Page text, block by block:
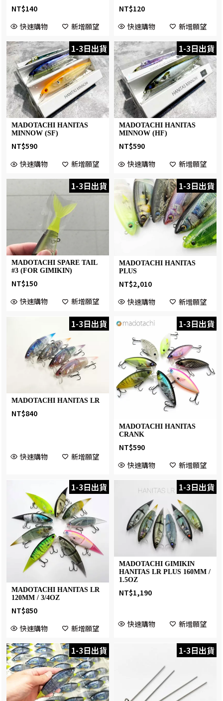
NT$140
快速購物
新增願望
NT$120
快速購物
新增願望
1-3日出貨
MADOTACHI HANITAS
MINNOW (SF)
NT$590
快速購物
新增願望
1-3日出貨
MADOTACHI HANITAS
MINNOW (HF)
NT$590
快速購物
新增願望
1-3日出貨
MADOTACHI SPARE TAIL
#3 (FOR GIMIKIN)
NT$150
快速購物
新增願望
1-3日出貨
MADOTACHI HANITAS
PLUS
NT$2,010
快速購物
新增願望
1-3日出貨
MADOTACHI HANITAS LR
NT$840
快速購物 新增願望
1-3日出貨
MADOTACHI HANITAS
CRANK
NT$590
快速購物
新增願望
1-3日出貨
MADOTACHI HANITAS LR
120MM / 3/4OZ
NT$850
快速購物
新增願望
1-3日出貨
MADOTACHI GIMIKIN
HANITAS LR PLUS 160MM /
1.5OZ
NT$1,190
快速購物 新增願望
1-3日出貨 1-3日出貨